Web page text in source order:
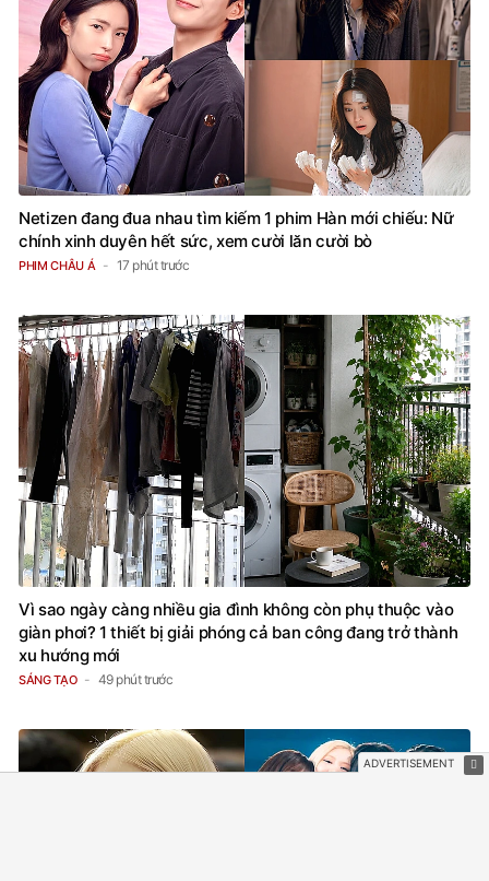
Netizen đang đua nhau tìm kiếm 1 phim Hàn mới chiếu: Nữ
chính xinh duyên hết sức, xem cười lăn cười bò
PHIM CHÂU Á 17 phút trước
Vì sao ngày càng nhiều gia đình không còn phụ thuộc vào
giàn phơi? 1 thiết bị giải phóng cả ban công đang trở thành
xu hướng mới
SÁNG TẠO 49 phút trước